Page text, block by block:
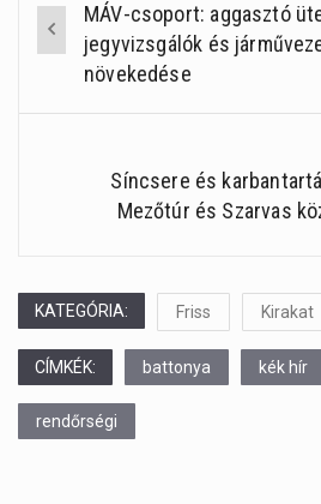
Post
navigation
MÁV-csoport: aggasztó
jegyvizsgálók és
növekedése
Síncsere és
Mezőtúr és Szarvas
KATEGÓRIA: Friss Kirakat
CÍMKÉK: battonya kék hír
rendőrségi